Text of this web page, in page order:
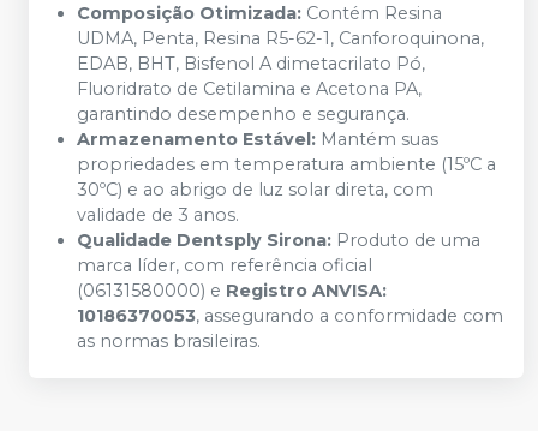
Composição Otimizada: Contém Resina
UDMA, Penta, Resina R5-62-1, Canforoquinona,
EDAB, BHT, Bisfenol A dimetacrilato Pó,
Fluoridrato de Cetilamina e Acetona PA,
garantindo desempenho e segurança.
Armazenamento Estável: Mantém suas
propriedades em temperatura ambiente (15ºC a
30ºC) e ao abrigo de luz solar direta, com
validade de 3 anos.
Qualidade Dentsply Sirona: Produto de uma
marca líder, com referência oficial
(06131580000) e Registro ANVISA:
10186370053, assegurando a conformidade com
as normas brasileiras.